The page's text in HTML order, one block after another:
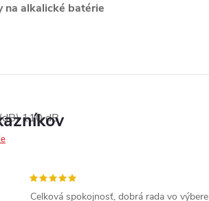
na alkalické batérie
110 dB
Celková spokojnosť, dobrá rada vo výbere